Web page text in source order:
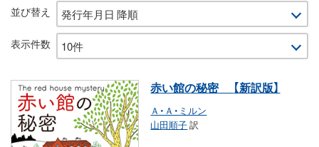
並び替え
表示件数
赤い館の秘密 【新訳版】
Ａ・Ａ・ミルン
山田順子訳